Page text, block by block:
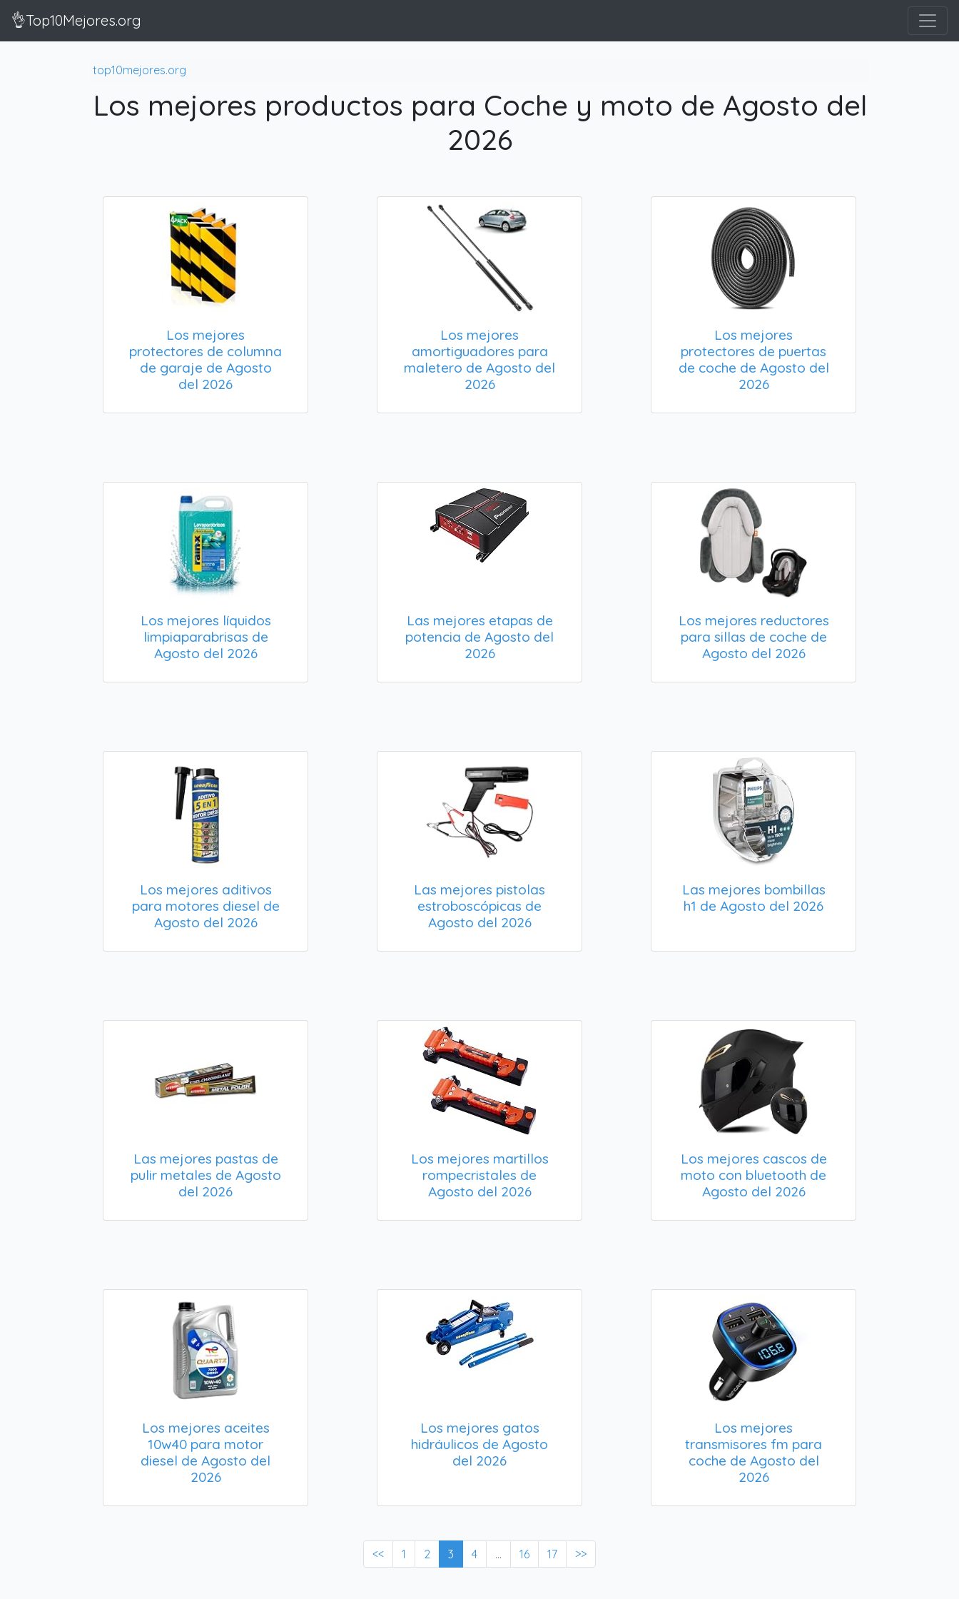
👌Top10Mejores.org
top10mejores.org
Los mejores productos para Coche y moto de Agosto del
2026
Los mejores
protectores de columna
de garaje de Agosto
del 2026
Los mejores
amortiguadores para
maletero de Agosto del
2026
Los mejores
protectores de puertas
de coche de Agosto del
2026
Los mejores líquidos
limpiaparabrisas de
Agosto del 2026
Las mejores etapas de
potencia de Agosto del
2026
Los mejores reductores
para sillas de coche de
Agosto del 2026
Los mejores aditivos
para motores diesel de
Agosto del 2026
Las mejores pistolas
estroboscópicas de
Agosto del 2026
Las mejores bombillas
h1 de Agosto del 2026
Las mejores pastas de
pulir metales de Agosto
del 2026
Los mejores martillos
rompecristales de
Agosto del 2026
Los mejores cascos de
moto con bluetooth de
Agosto del 2026
Los mejores aceites
10w40 para motor
diesel de Agosto del
2026
Los mejores gatos
hidráulicos de Agosto
del 2026
Los mejores
transmisores fm para
coche de Agosto del
2026
<< 1 2 3 4 ... 16 17 >>